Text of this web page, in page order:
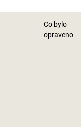
Co bylo
opraveno